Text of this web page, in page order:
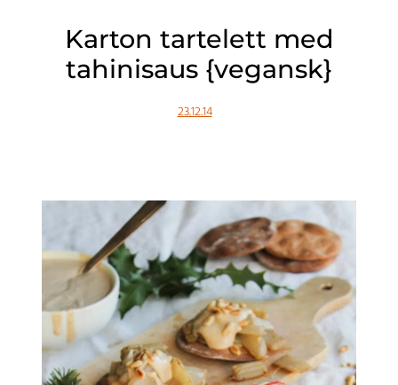
Karton tartelett med
tahinisaus {vegansk}
23.12.14